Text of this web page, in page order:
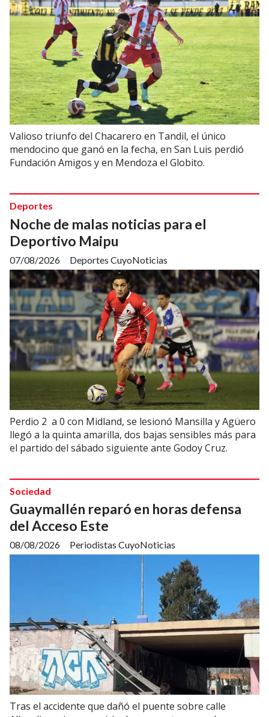
Valioso triunfo del Chacarero en Tandil, el único
mendocino que ganó en la fecha, en San Luis perdió
Fundación Amigos y en Mendoza el Globito.
Noche de malas noticias para el
Deportivo Maipu
Deportes CuyoNoticias
Deportes
07/08/2026
Perdio 2 a 0 con Midland, se lesionó Mansilla y Agüero
llegó a la quinta amarilla, dos bajas sensibles más para
el partido del sábado siguiente ante Godoy Cruz.
Guaymallén reparó en horas defensa
del Acceso Este
Periodistas CuyoNoticias
Sociedad
08/08/2026
Tras el accidente que dañó el puente sobre calle